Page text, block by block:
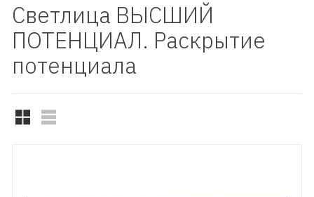
Светлица ВЫСШИЙ
ПОТЕНЦИАЛ. Раскрытие
потенциала